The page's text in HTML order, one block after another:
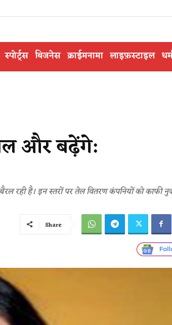
स्पोर्ट्स बिजनेस क्राईमनामा लाइफ़स्टाइल
और बढ़ेंगे:
रही है। इन स्तरों पर तेल वितरण कंपनियों को काफी
Share